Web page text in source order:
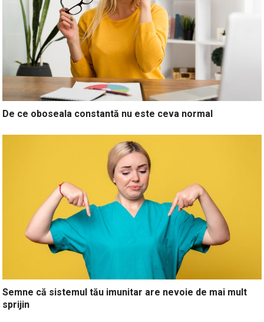
De ce oboseala constantă nu este ceva normal
Semne că sistemul tău imunitar are nevoie de mai mult
sprijin